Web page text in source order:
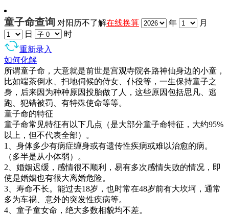
童子命查询 对阳历不了解在线换算 年
月
日
时
重新录入
如何化解
所谓童子命，大意就是前世是宫观寺院各路神仙身边的小童，
比如端茶倒水、扫地伺候的侍女、仆役等，一生保持童子之
身，后来因为种种原因投胎做了人，这些原因包括思凡、逃
跑、犯错被罚、有特殊使命等等。
童子命的特征
童子命常见特征有以下几点（是大部分童子命特征，大约95%
以上，但不代表全部）。
1、身体多少有病症缠身或有遗传性疾病或难以治愈的病。
（多半是从小体弱）。
2、婚姻迟缓，感情很不顺利，易有多次感情失败的情况，即
使是婚姻也有很大离婚危险。
3、寿命不长。能过去18岁，也时常在48岁前有大坎坷，通常
多为车祸、意外的突发性疾病等。
4、童子童女命，绝大多数相貌均不差。